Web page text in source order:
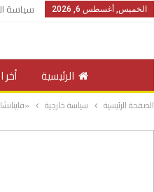
الخميس, أغسطس 6, 2026 سياسة
الرئيسية أخر
صحة وتغذية
الصفحة الرئيسية سياسة خارجية